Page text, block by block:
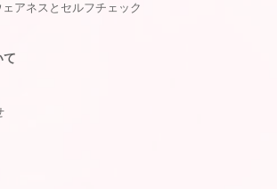
アネスとセルフチェック
て